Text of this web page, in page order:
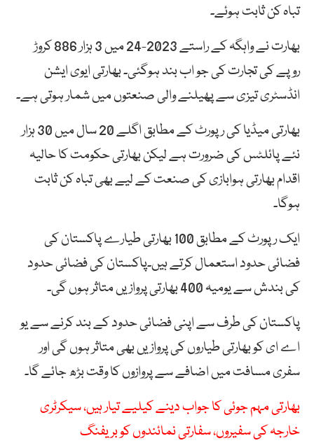
تباہ کن ثابت ہوئے۔
بھارت نے واہگہ کے راستے 2023-24 میں 3 ہزار 886 کروڑ
روپے کی تجارت کی جو اب بند ہوگئی۔ بھارتی ایوی ایشن
انڈسٹری تیزی سے پھیلنے والی صنعتوں میں شمار ہوتی ہے۔
بھارتی میڈیا کی رپورٹ کے مطابق اگلے 20 سال میں 30 ہزار
نئے پائلٹس کی ضرورت ہے لیکن بھارتی حکومت کا حالیہ
اقدام بھارتی ہوابازی کی صنعت کے لیے بھی تباہ کن ثابت
ہوگا۔
ایک رپورٹ کے مطابق 100 بھارتی طیارے پاکستان کی
فضائی حدود استعمال کرتے ہیں۔پاکستان کی فضائی حدود
کی بندش سے یومیہ 400 بھارتی پروازیں متاثر ہوں گی۔
پاکستان کی طرف سے اپنی فضائی حدود کے بند کرنے سے یو
اے ای کو بھارتی طیاروں کی پروازیں بھی متاثر ہوں گی اور
سفری مسافت میں اضافے سے پروازوں کا وقت بڑھ جائے گا۔
بھارتی مہم جوئی کا جواب دینے کیلیے تیار ہیں، سیکرٹری
خارجہ کی سفیروں، سفارتی نمائندوں کو بریفنگ